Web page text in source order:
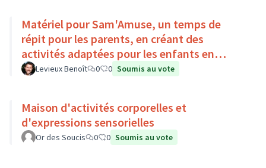
Matériel pour Sam'Amuse, un temps de
répit pour les parents, en créant des
activités adaptées pour les enfants en
situation de handicap
Levieux Benoît 0 0 Soumis au vote
Maison d'activités corporelles et
d'expressions sensorielles
Or des Soucis 0 0 Soumis au vote